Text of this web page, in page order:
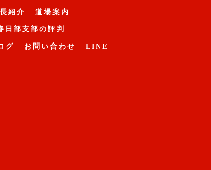
紹介 道場案内
日部支部の評判
グ お問い合わせ LINE